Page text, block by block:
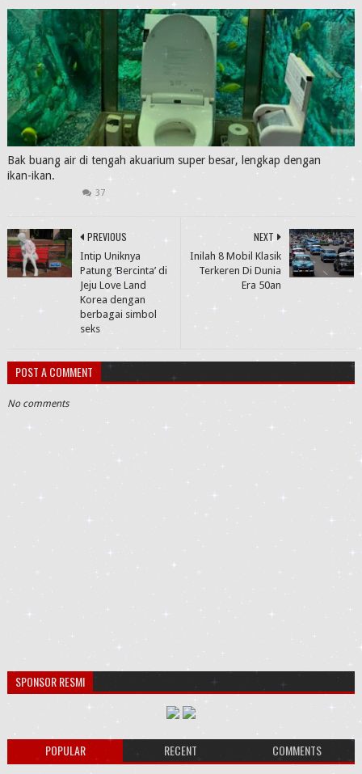
Bak buang air di tengah akuarium super besar, lengkap dengan
ikan-ikan.
37
NEXT
Inilah 8 Mobil Klasik
Terkeren Di Dunia
Era 50an
PREVIOUS
Intip Uniknya
Patung ‘Bercinta’ di
Jeju Love Land
Korea dengan
berbagai simbol
seks
POST A COMMENT
No comments
SPONSOR RESMI
POPULAR RECENT COMMENTS